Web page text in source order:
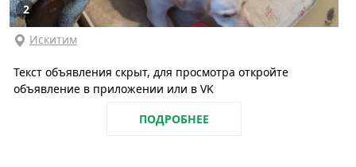
2
Искитим
Текст объявления скрыт, для просмотра откройте
объявление в приложении или в VK
ПОДРОБНЕЕ